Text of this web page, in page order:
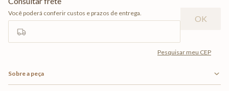
Sobre a peça